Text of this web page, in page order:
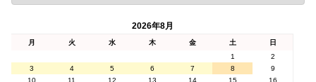
2026年8月
月 火 水 木 金 土
日
1
2
3
4 5 6 7 8
9
10
11 12 13 14 15
16